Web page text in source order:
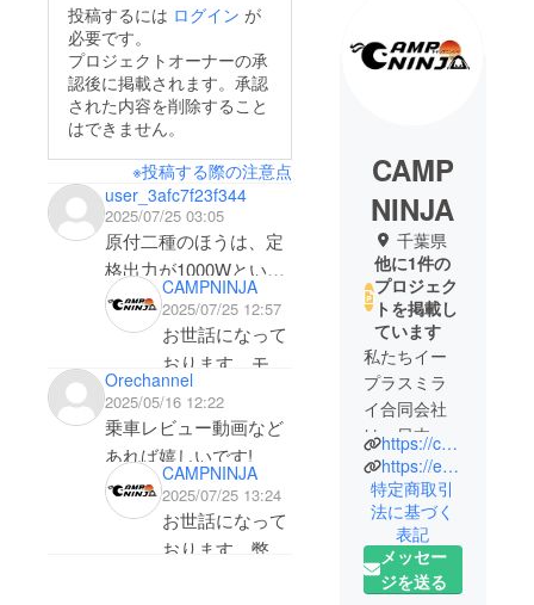
投稿するには ログイン が
必要です。
プロジェクトオーナーの承
認後に掲載されます。承認
された内容を削除すること
はできません。
※投稿する際の注意点
user_3afc7f23f344
2025/07/25 03:05
原付二種のほうは、定
格出力が1000Wという
ことでしょうか？
CAMPNINJA
2025/07/25 12:57
お世話になって
おります。モー
ターの出力が大
きいため(1000
Ｗ)、原付二種
になることで
す。
Orechannel
2025/05/16 12:22
乗車レビュー動画など
あれば嬉しいです!
CAMPNINJA
2025/07/25 13:24
お世話になって
おります。弊社
CAMP
NINJA
千葉県
他に1件の
プロジェク
トを掲載し
ています
私たちイー
プラスミラ
イ合同会社
は、日本国
内において
電動モビリ
ティの専門
企業として
活動を展開
しておりま
https://campninja.co.jp
https://eplusmirai.com
特定商取引
法に基づく
表記
メッセー
ジを送る